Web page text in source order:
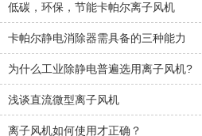
低碳，环保，节能卡帕尔离子风机
卡帕尔静电消除器需具备的三种能力
为什么工业除静电普遍选用离子风机?
浅谈直流微型离子风机
离子风机如何使用才正确？